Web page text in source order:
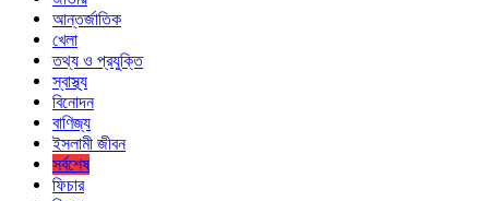
আন্তর্জাতিক
খেলা
তথ্য ও প্রযুক্তি
স্বাস্থ্য
বিনোদন
বাণিজ্য
ইসলামী জীবন
সর্বশেষ
ফিচার